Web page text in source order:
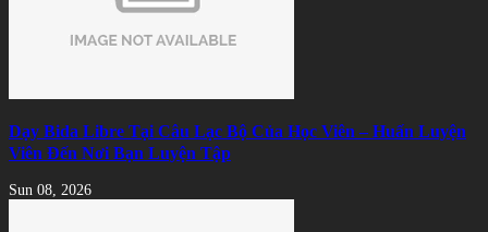
Dạy Bida Libre Tại Câu Lạc Bộ Của Học Viên – Huấn Luyện
Viên Đến Nơi Bạn Luyện Tập
Sun 08, 2026